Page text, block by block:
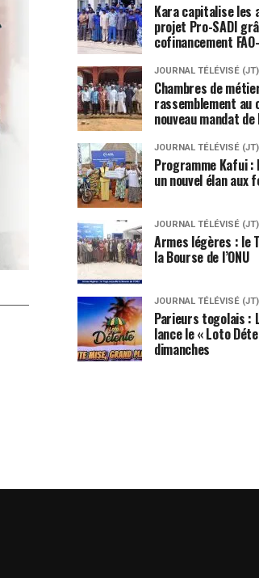
Kara capitalise les
projet Pro-SADI
cofinancement
JOURNAL TÉLÉVISÉ (JT)
Chambres de
rassemblement au
nouveau mandat de
JOURNAL TÉLÉVISÉ (JT)
Programme Kafui :
un nouvel élan aux
JOURNAL TÉLÉVISÉ (JT)
Armes légères : le
la Bourse de l’ONU
JOURNAL TÉLÉVISÉ (JT)
Parieurs togolais :
lance le « Loto
dimanches